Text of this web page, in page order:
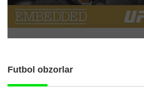
Futbol obzorlar